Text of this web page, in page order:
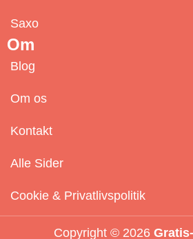
Om
Blog
Om os
Kontakt
Alle Sider
Cookie & Privatlivspolitik
Saxo
Copyright © 2026